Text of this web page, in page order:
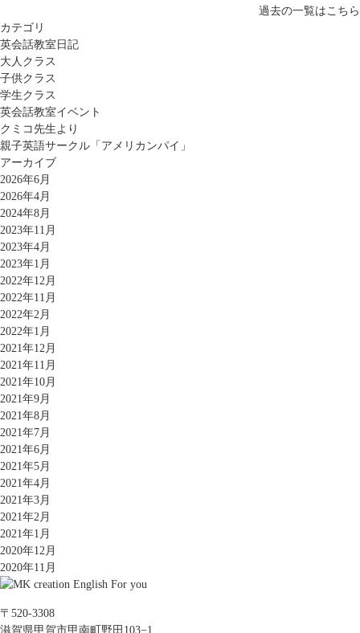
過去の一覧はこちら
カテゴリ
英会話教室日記
大人クラス
子供クラス
学生クラス
英会話教室イベント
クミコ先生より
親子英語サークル「アメリカンパイ」
アーカイブ
2026年6月
2026年4月
2024年8月
2023年11月
2023年4月
2023年1月
2022年12月
2022年11月
2022年2月
2022年1月
2021年12月
2021年11月
2021年10月
2021年9月
2021年8月
2021年7月
2021年6月
2021年5月
2021年4月
2021年3月
2021年2月
2021年1月
2020年12月
2020年11月
〒520-3308
滋賀県甲賀市甲南町野田103−1